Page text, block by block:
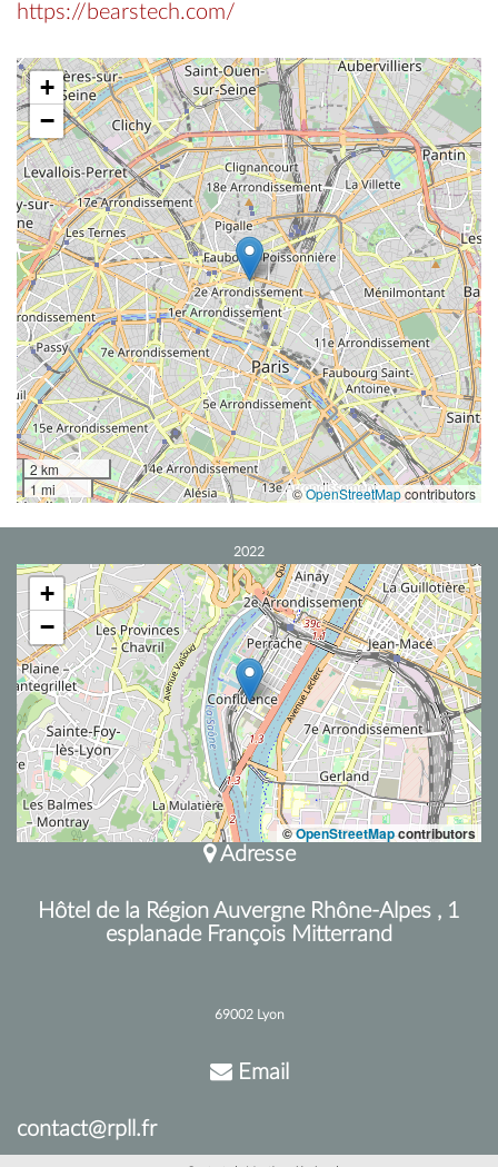
https://bearstech.com/
+
−
2 km
1 mi
©OpenStreetMapcontributors
2022
+
−
©OpenStreetMapcontributors
Adresse
Hôtel de la Région Auvergne Rhône-Alpes , 1
esplanade François Mitterrand
69002 Lyon
Email
contact@rpll.fr